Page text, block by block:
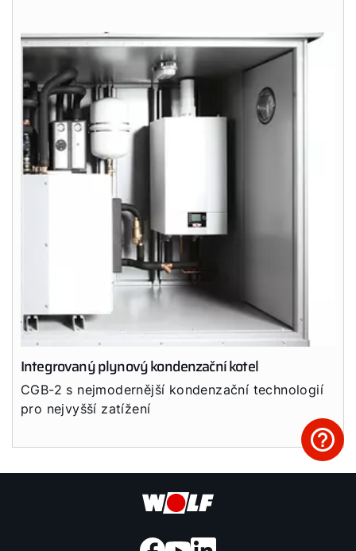
Integrovaný plynový kondenzační kotel
CGB-2 s nejmodernější kondenzační technologií
pro nejvyšší zatížení